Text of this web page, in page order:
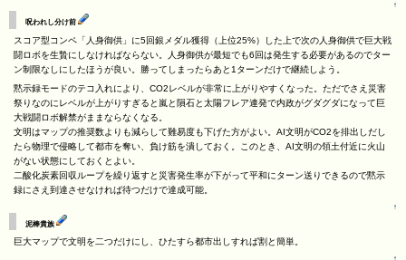
↑
呪われし分け前
スコア型コンペ「人身御供」に5回銀メダル獲得（上位25%）した上で次の人身御供で巨大戦
闘ロボを生贄にしなければならない。人身御供が最短でも6回は発生する必要があるのでター
ン制限なしにしたほうが良い。勝ってしまったらあと1ターンだけで継続しよう。
黙示録モードのテコ入れにより、CO2レベルが非常に上がりやすくなった。ただでさえ災害
祭りなのにレベルが上がりすぎると嵐と隕石と太陽フレア連発で内政がグダグダになって巨
大戦闘ロボ解禁がままならなくなる。
文明はマップの推奨数よりも減らして難易度も下げた方がよい。AI文明がCO2を排出しだし
たら物理で侵略して都市を奪い、負け筋を潰しておく。このとき、AI文明の領土付近に火山
がない状態にしておくとよい。
二酸化炭素回収ループを繰り返すと災害発生率が下がって平和にターン送りできるので黙示
録にさえ到達させなければ待つだけで達成可能。
↑
泥棒貴族
巨大マップで文明を二つだけにし、ひたすら都市出しすれば割と簡単。